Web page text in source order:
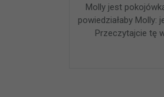
Molly jest
powiedziałaby Molly:
Przeczytajcie tę